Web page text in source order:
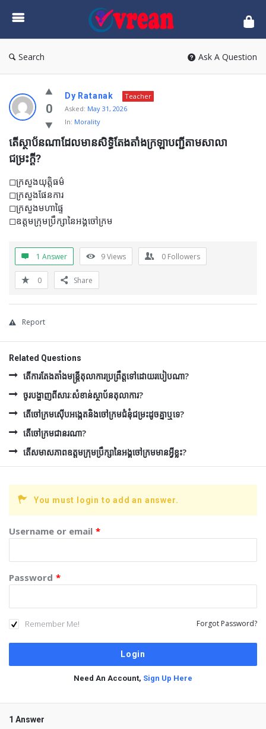
vrean.com
Search Ask A Question
0
Dy Ratanak
Teacher
Asked: May 31, 2026
In: Morality
តើស្ថាប័នណាដែលមានសិទ្ធិតែងតាំងក្រឡាបញ្ជីតាមសាលា
ជម្រះក្ដី?
◻ក្រសួងយុត្តិធម៌
◻ក្រសួងផែនការ
◻ក្រសួងមហាផ្ទៃ
◻ឧត្ដមក្រុមប្រឹក្សានៃអង្គចៅក្រម
1 Answer 9Views 0 Followers
0 Share
Report
Related Questions
តើការតែងតាំងមន្រ្តីតុលាការប្រព្រឹត្តទៅដោយរបៀបណា?
ចូរបង្ហាញពីសារៈសំខាន់ស្ថាប័នតុលាការ?
តើចៅក្រមស៊ើបអង្កេតនិងចៅក្រមជំនុំជម្រះដូចគ្នាឬទេ?
តើចៅក្រមជានរណា?
តើសមាសភាពឧត្ដមក្រុមប្រឹក្សានៃអង្គចៅក្រមមានអ្វីខ្លះ?
You must login to add an answer.
Username or email *
Password *
Remember Me! Forgot Password?
Need An Account, Sign Up Here
1 Answer